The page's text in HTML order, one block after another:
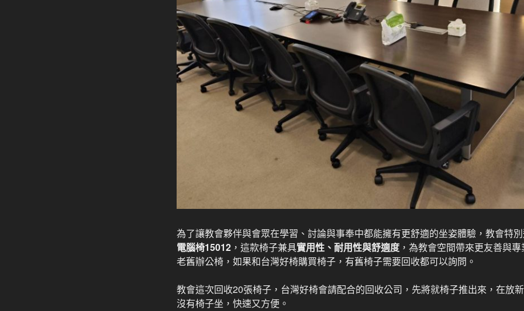
為了讓教會夥伴與會眾在學習、討論與事奉中都能擁有更舒適的坐姿體驗，教會特
電腦椅15012 ，這款椅子兼具實用性、耐用性與舒適度 ，為教會空間帶來更友善與
老舊辦公椅，如果和台灣好椅購買椅子，有舊椅子需要回收都可以詢問。
教會這次回收20張椅子，台灣好椅會請配合的回收公司，先將就椅子推出來，在放
沒有椅子坐，快速又方便。